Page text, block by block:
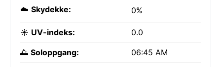
☁️ Skydekke: 0%
☀️ UV-indeks: 0.0
🌅 Soloppgang: 06:45 AM